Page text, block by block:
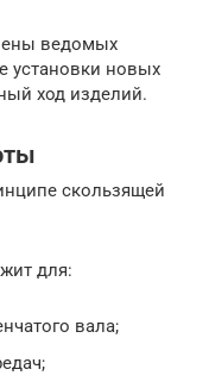
ведомых
установки новых
ход изделий.
скользящей
для:
вала;